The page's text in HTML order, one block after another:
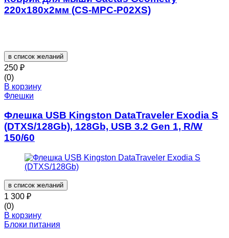
220x180x2мм (CS-MPC-P02XS)
в список желаний
250 ₽
(0)
В корзину
Флешки
Флешка USB Kingston DataTraveler Exodia S
(DTXS/128Gb), 128Gb, USB 3.2 Gen 1, R/W
150/60
в список желаний
1 300 ₽
(0)
В корзину
Блоки питания